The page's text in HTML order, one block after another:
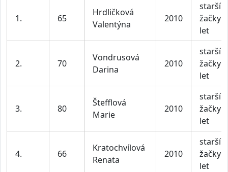
1. 65
Hrdličková
Valentýna
2010
starší
žačky
let
2. 70
Vondrusová
Darina
2010
starší
žačky
let
3. 80
Štefflová
Marie
2010
starší
žačky
let
4. 66
Kratochvílová
Renata
2010
starší
žačky
let